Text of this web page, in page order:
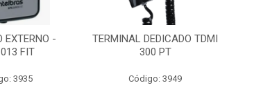
EXTERNO -
FIT
3935
TERMINAL DEDICADO TDMI
300 PT
Código: 3949